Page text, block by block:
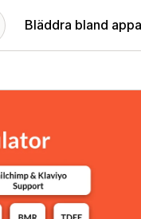
Bläddra bland